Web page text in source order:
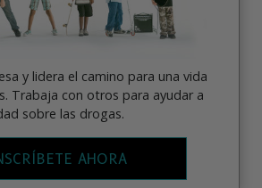
y lidera el camino para una vida
Trabaja con otros para ayudar a
sobre las drogas.
AHORA